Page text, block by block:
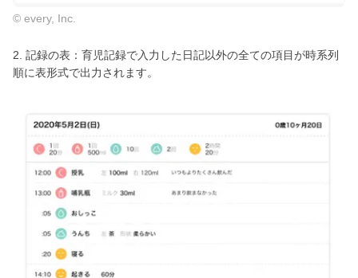
© every, Inc.
2. 記録の表：育児記録で入力した日記以外の全ての項目が時系列
順に表形式で出力されます。